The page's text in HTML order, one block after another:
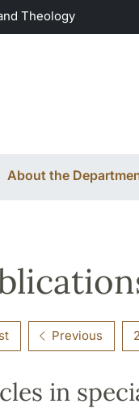
Theology
About the
Previous
in